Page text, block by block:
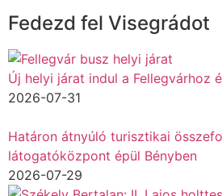
Fedezd fel Visegrádot
Új helyi járat indul a Fellegvárhoz
2026-07-31
Határon átnyúló turisztikai
látogatóközpont épül Bényben
2026-07-29